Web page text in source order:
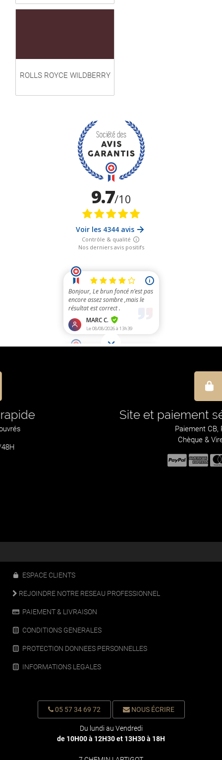
ROLLS ROYCE WILDBERRY
En direct du fabricant
)
ESPACE CLIENTS
REJOINDRE NOTRE RESEAU PROFESSIONNEL
PAIEMENT & LIVRAISON
CONDITIONS GENERALES
PROTECTION DONNEES PERSONNELLES
INFORMATIONS LEGALES
05 57 34 69 72 NOUS ÉCRIRE
Du lundi au Vendredi
de 10H00 à 12H30 et 13H30 à 18H